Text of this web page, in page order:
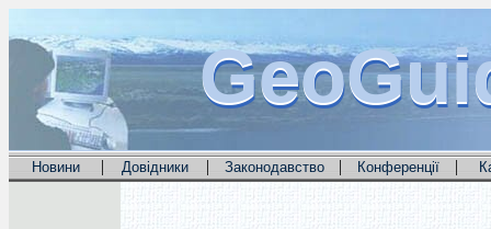
Новини | Довідники | Законодавство | Конференції |